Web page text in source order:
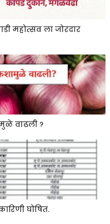
महोत्सव ला जोरदार
वाढली ?
घोषित.